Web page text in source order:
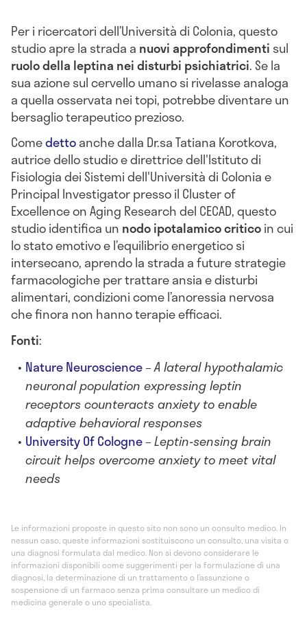
Per i ricercatori dell’Università di Colonia, questo
studio apre la strada a nuovi approfondimenti sul
ruolo della leptina nei disturbi psichiatrici. Se la
sua azione sul cervello umano si rivelasse analoga
a quella osservata nei topi, potrebbe diventare un
bersaglio terapeutico prezioso.
Comedettoanche dalla Dr.sa Tatiana Korotkova,
autrice dello studio e direttrice dell'Istituto di
Fisiologia dei Sistemi dell'Università di Colonia e
Principal Investigator presso il Cluster of
Excellence on Aging Research del CECAD, questo
studio identifica un nodo ipotalamico criticoin cui
lo stato emotivo e l’equilibrio energetico si
intersecano, aprendo la strada a future strategie
farmacologiche per trattare ansia e disturbi
alimentari, condizioni come l’anoressia nervosa
che finora non hanno terapie efficaci.
Fonti:
Nature Neuroscience–A lateral hypothalamic
neuronal population expressing leptin
receptors counteracts anxiety to enable
adaptive behavioral responses
University Of Cologne–Leptin-sensing brain
circuit helps overcome anxiety to meet vital
needs
Le informazioni proposte in questo sito non sono un consulto medico. In
nessun caso, queste informazioni sostituiscono un consulto, una visita o
una diagnosi formulata dal medico. Non si devono considerare le
informazioni disponibili come suggerimenti per la formulazione di una
diagnosi, la determinazione di un trattamento o l’assunzione o
sospensione di un farmaco senza prima consultare un medico di
medicina generale o uno specialista.